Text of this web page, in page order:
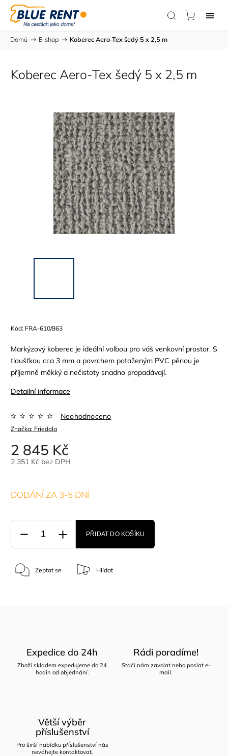
Domů / E-shop / Koberec Aero-Tex šedý 5 x 2,5 m
Koberec Aero-Tex šedý 5 x 2,5 m
Kód: FRA-610/863
Markýzový koberec je ideální volbou pro váš venkovní prostor. S
tloušťkou cca 3 mm a povrchem potaženým PVC pěnou je
příjemně měkký a nečistoty snadno propadávají.
Detailní informace
Značka: Friedola
Neohodnoceno
2 845 Kč
2 351 Kč bez DPH
DODÁNÍ ZA 3-5 DNÍ
PŘIDAT DO KOŠÍKU
Zeptat se Hlídat
Expedice do 24h
Zboží skladem expedujeme do 24
hodin od objednání.
Rádi poradíme!
Stačí nám zavolat nebo poslat e-
mail.
Větší výběr
příslušenství
Pro širší nabídku příslušenství nás
neváhejte kontaktovat.